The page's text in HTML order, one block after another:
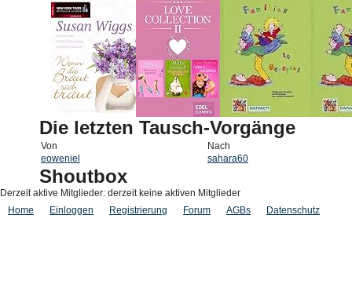
Die letzten Tausch-Vorgänge
Von
Nach
eoweniel
sahara60
Shoutbox
Derzeit aktive Mitglieder: derzeit keine aktiven Mitglieder
Home
Einloggen Registrierung Forum AGBs Datenschutz